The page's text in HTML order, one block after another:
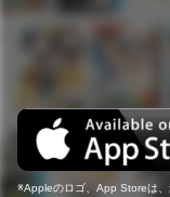
Appleのロゴ、App Storeは